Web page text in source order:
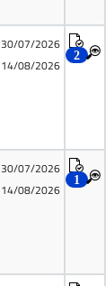
30/07/2026
14/08/2026
2
30/07/2026
14/08/2026
1